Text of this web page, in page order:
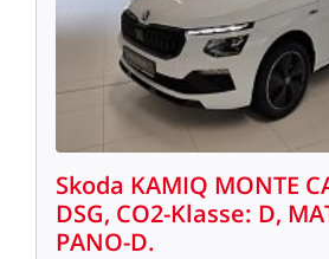
Skoda KAMIQ MONTE
DSG, CO2-Klasse: D,
PANO-D.